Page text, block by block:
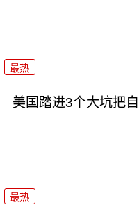
最热
美国踏进3个大坑把
最热